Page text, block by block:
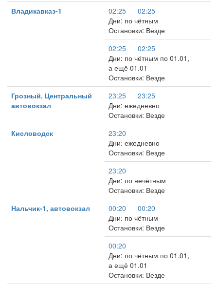
Владикавказ-1
02:25
02:25
Дни: по чётным
Остановки: Везде
02:25
02:25
Дни: по чётным по 01.01,
а ещё 01.01
Остановки: Везде
Грозный, Центральный
автовокзал
23:25
23:25
Дни: ежедневно
Остановки: Везде
Кисловодск
23:20
Дни: ежедневно
Остановки: Везде
23:20
Дни: по нечётным
Остановки: Везде
Нальчик-1, автовокзал
00:20
00:20
Дни: по чётным
Остановки: Везде
00:20
Дни: по чётным по 01.01,
а ещё 01.01
Остановки: Везде